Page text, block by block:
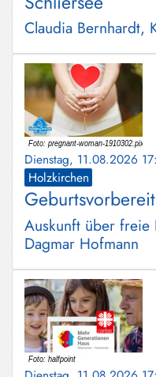
Claudia Bernhardt,
Dienstag, 11.08.2026
Holzkirchen
Auskunft über freie
Dagmar Hofmann